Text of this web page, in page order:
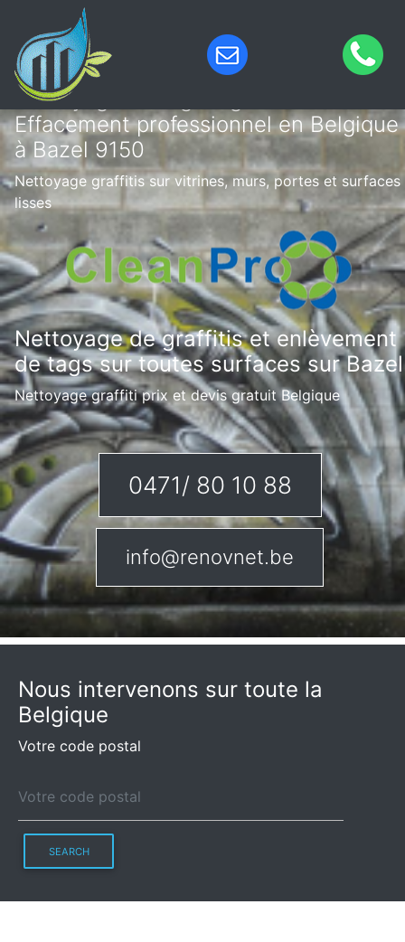
Nettoyage de tags & graffitis –
Effacement professionnel en Belgique
à Bazel 9150
Nettoyage graffitis sur vitrines, murs, portes et surfaces
lisses
Nettoyage de graffitis et enlèvement
de tags sur toutes surfaces sur Bazel
Nettoyage graffiti prix et devis gratuit Belgique
0471/ 80 10 88
info@renovnet.be
Nous intervenons sur toute la
Belgique
Votre code postal
SEARCH